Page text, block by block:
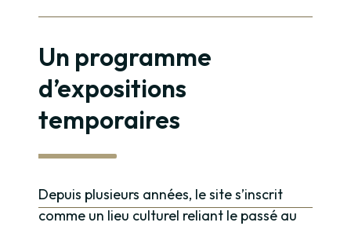
Un programme
d’expositions
temporaires
Depuis plusieurs années, le site s’inscrit
comme un lieu culturel reliant le passé au